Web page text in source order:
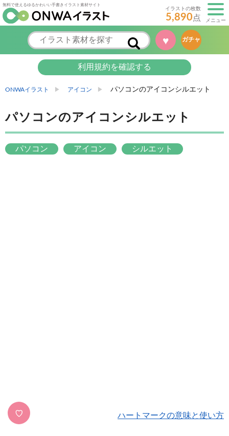
無料で使えるゆるかわいい手書きイラスト素材サイト
イラストの枚数
5,890点 メニュー
♥ ガチャ
利用規約を確認する
ONWAイラスト アイコン パソコンのアイコンシルエット
パソコンのアイコンシルエット
パソコン アイコン シルエット
♡ ハートマークの意味と使い方